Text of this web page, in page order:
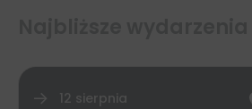
12 sierpnia